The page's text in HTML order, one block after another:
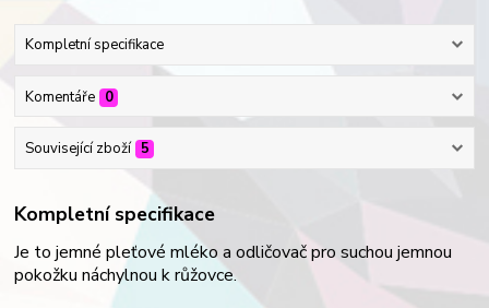
Kompletní specifikace
Komentáře 0
Související zboží 5
Kompletní specifikace
Je to jemné pleťové mléko a odličovač pro suchou jemnou
pokožku náchylnou k růžovce.